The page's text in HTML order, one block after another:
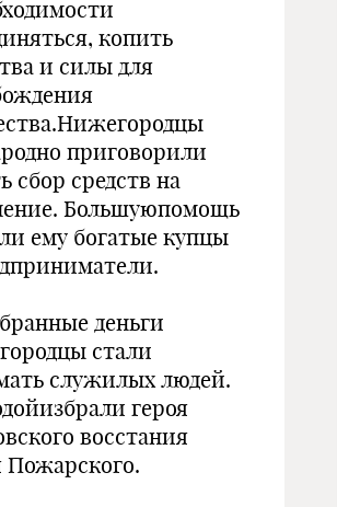
копить
и силы для
приговорили
сбор средств на
Большуюпомощь
ему богатые купцы
деньги
стали
служилых людей.
героя
восстания
Пожарского.